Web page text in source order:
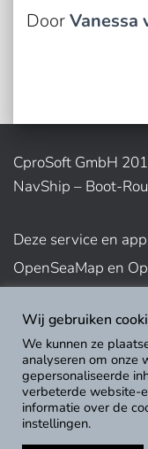
DoorVanessa
CproSoft GmbH
NavShip – Boot-
Deze service en
OpenSeaMap en
App Store-logo is
Wij gebruiken
We kunnen ze
analyseren om onze
gepersonaliseerde
verbeterde website-
informatie over de
instellingen.